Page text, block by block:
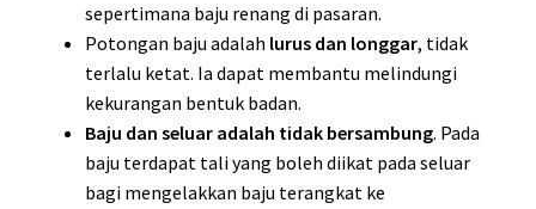
sepertimana baju renang di pasaran.
Potongan baju adalah lurus dan longgar, tidak
terlalu ketat. Ia dapat membantu melindungi
kekurangan bentuk badan.
Baju dan seluar adalah tidak bersambung. Pada
baju terdapat tali yang boleh diikat pada seluar
bagi mengelakkan baju terangkat ke